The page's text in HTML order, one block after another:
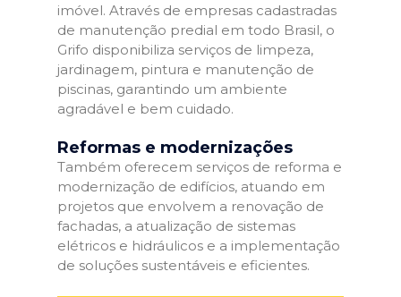
imóvel. Através de empresas cadastradas
de manutenção predial em todo Brasil, o
Grifo disponibiliza serviços de limpeza,
jardinagem, pintura e manutenção de
piscinas, garantindo um ambiente
agradável e bem cuidado.
Reformas e modernizações
Também oferecem serviços de reforma e
modernização de edifícios, atuando em
projetos que envolvem a renovação de
fachadas, a atualização de sistemas
elétricos e hidráulicos e a implementação
de soluções sustentáveis e eficientes.